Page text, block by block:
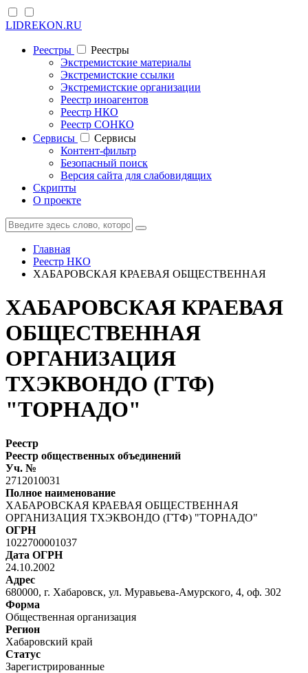
LIDREKON.RU
Реестры
Реестры
Экстремистские материалы
Экстремистские ссылки
Экстремистские организации
Реестр иноагентов
Реестр НКО
Реестр СОНКО
Cервисы
Cервисы
Контент-фильтр
Безопасный поиск
Версия сайта для слабовидящих
Скрипты
О проекте
Главная
Реестр НКО
ХАБАРОВСКАЯ КРАЕВАЯ ОБЩЕСТВЕННАЯ
ХАБАРОВСКАЯ КРАЕВАЯ
ОБЩЕСТВЕННАЯ
ОРГАНИЗАЦИЯ
ТХЭКВОНДО (ГТФ)
"ТОРНАДО"
Реестр
Реестр общественных объединений
Уч. №
2712010031
Полное наименование
ХАБАРОВСКАЯ КРАЕВАЯ ОБЩЕСТВЕННАЯ
ОРГАНИЗАЦИЯ ТХЭКВОНДО (ГТФ) "ТОРНАДО"
ОГРН
1022700001037
Дата ОГРН
24.10.2002
Адрес
680000, г. Хабаровск, ул. Муравьева-Амурского, 4, оф. 302
Форма
Общественная организация
Регион
Хабаровский край
Статус
Зарегистрированные